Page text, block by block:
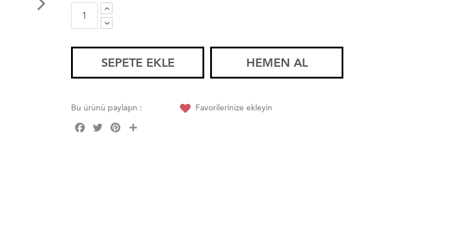
SEPETE EKLE HEMEN AL
Bu ürünü paylaşın :
FacebookTwitterPinterest
Favorilerinize ekleyin